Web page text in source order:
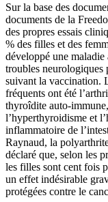
Sur la base des
documents de la
des propres essais
% des filles et des
développé une
troubles neurologiques
suivant la vaccination.
fréquents ont été
thyroîdite auto-
l’hyperthyroidisme et
inflammatoire de
Raynaud, la
déclaré que, selon les
les filles sont cent fois
un effet indésirable
protégées contre le